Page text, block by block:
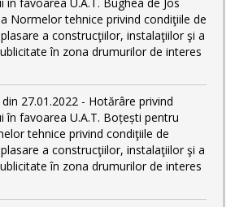
Normelor tehnice privind condiţiile de
a construcţiilor, instalaţiilor şi a
în zona drumurilor de interes
27.01.2022 - Hotărâre privind
în favoarea U.A.T. Boțești pentru
tehnice privind condiţiile de
a construcţiilor, instalaţiilor şi a
în zona drumurilor de interes